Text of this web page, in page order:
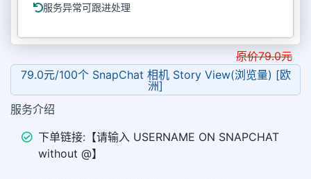
服务异常可跟进处理
原价79.0元
79.0元/100个 SnapChat 相机 Story View(浏览量) [欧
洲]
服务介绍
下单链接:【请输入 USERNAME ON SNAPCHAT
without @】